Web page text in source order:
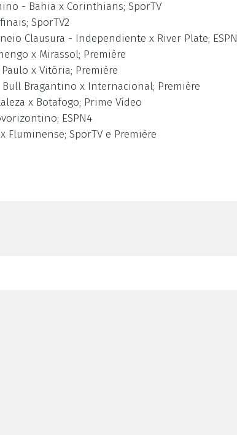
- Bahia x Corinthians; SporTV
SporTV2
Clausura - Independiente x River Plate; ESPN
x Mirassol; Première
x Vitória; Première
Bragantino x Internacional; Première
x Botafogo; Prime Vídeo
ESPN4
Fluminense; SporTV e Première